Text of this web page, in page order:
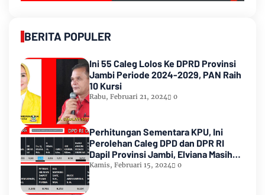
BERITA POPULER
Ini 55 Caleg Lolos Ke DPRD Provinsi
Jambi Periode 2024-2029, PAN Raih
10 Kursi
Rabu, Februari 21, 2024 0
Perhitungan Sementara KPU, Ini
Perolehan Caleg DPD dan DPR RI
Dapil Provinsi Jambi, Elviana Masih
Urutan Kedua Teratas
Kamis, Februari 15, 2024 0